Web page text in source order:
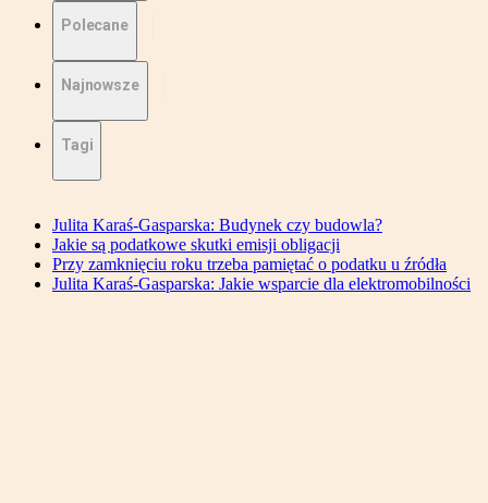
Polecane
Najnowsze
Tagi
Julita Karaś-Gasparska: Budynek czy budowla?
Jakie są podatkowe skutki emisji obligacji
Przy zamknięciu roku trzeba pamiętać o podatku u źródła
Julita Karaś-Gasparska: Jakie wsparcie dla elektromobilności